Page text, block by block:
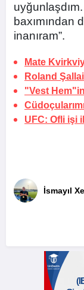
baxımından
inanıram”.
Mate
Roland
"Vest
UFC: Ofli işi
İsmayıl